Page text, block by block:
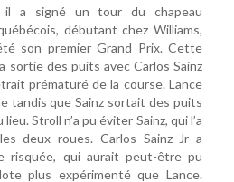
il a signé un tour du chapeau
débutant chez Williams,
son premier Grand Prix. Cette
sortie des puits avec Carlos Sainz
prématuré de la course. Lance
tandis que Sainz sortait des puits
Stroll n’a pu éviter Sainz, qui l’a
deux roues. Carlos Sainz Jr a
risquée, qui aurait peut-être pu
plus expérimenté que Lance.